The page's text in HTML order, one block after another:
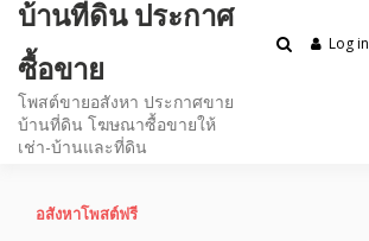
บ้านที่ดิน ประกาศ
ซื้อขาย
โพสต์ขายอสังหา ประกาศขาย
บ้านที่ดิน โฆษณาซื้อขายให้
เช่า-บ้านและที่ดิน
Log in
อสังหาโพสต์ฟรี